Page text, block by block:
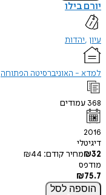
יורם בילו
עיון יהדות
למדא - האוניברסיטה הפתוחה
368 עמודים
2016
דיגיטלי
₪32 מחיר קודם: ₪44
מודפס
₪75.7
הוספה לסל